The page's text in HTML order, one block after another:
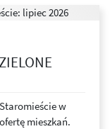
w
mieszkań.